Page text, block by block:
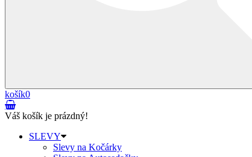
košík0
Váš košík je prázdný!
SLEVY
Slevy na Kočárky